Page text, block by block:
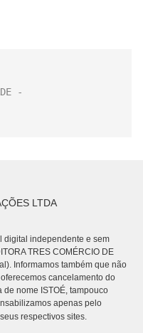
LTDA
digital independente e sem
TRES COMÉRCIO DE
Informamos também que não
cancelamento do
nome ISTOÉ, tampouco
apenas pelo
seus respectivos sites.